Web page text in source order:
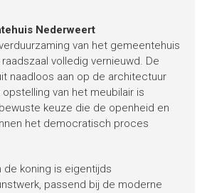
Nederweert
van het gemeentehuis
volledig vernieuwd. De
naadloos aan op de architectuur
van het meubilair is
keuze die de openheid en
het democratisch proces
koning is eigentijds
passend bij de moderne